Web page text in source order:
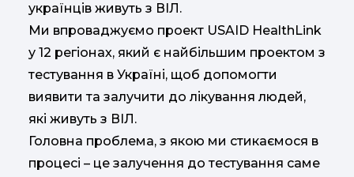
українців живуть з ВІЛ.
Ми впроваджуємо проект USAID HealthLink
у 12 регіонах, який є найбільшим проектом з
тестування в Україні, щоб допомогти
виявити та залучити до лікування людей,
які живуть з ВІЛ.
Головна проблема, з якою ми стикаємося в
процесі – це залучення до тестування саме